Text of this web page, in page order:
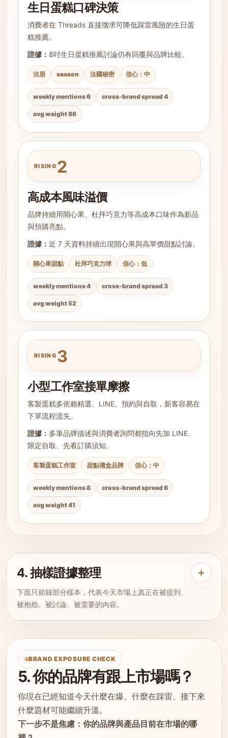
生日蛋糕口碑決策
消費者在 Threads 直接徵求可降低踩雷風險的生日蛋
糕推薦。
證據： 8吋生日蛋糕推薦討論仍有回覆與品牌比較。
法朋 season 法國秘密 信心：中
weekly mentions 6 cross-brand spread 4
avg weight 86
RISING 2
高成本風味溢價
品牌持續用開心果、杜拜巧克力等高成本口味作為新品
與預購亮點。
證據： 近 7 天資料持續出現開心果與高單價甜點討論。
開心果甜點 杜拜巧克力球 信心：低
weekly mentions 4 cross-brand spread 3
avg weight 52
RISING 3
小型工作室接單摩擦
客製蛋糕多依賴精選、LINE、預約與自取，新客容易在
下單流程流失。
證據： 多筆品牌描述與消費者詢問都指向先加 LINE、
限定自取、先看訂購須知。
客製蛋糕工作室 甜點禮盒品牌 信心：中
weekly mentions 8 cross-brand spread 6
avg weight 41
4. 抽樣證據整理
下面只節錄部分樣本，代表今天市場上真正在被提到、
被抱怨、被討論、被需要的內容。
＋
BRAND EXPOSURE CHECK
5. 你的品牌有跟上市場嗎？
你現在已經知道今天什麼在爆、什麼在踩雷、接下來
什麼題材可能繼續升溫。
下一步不是焦慮：你的品牌與產品目前在市場的哪